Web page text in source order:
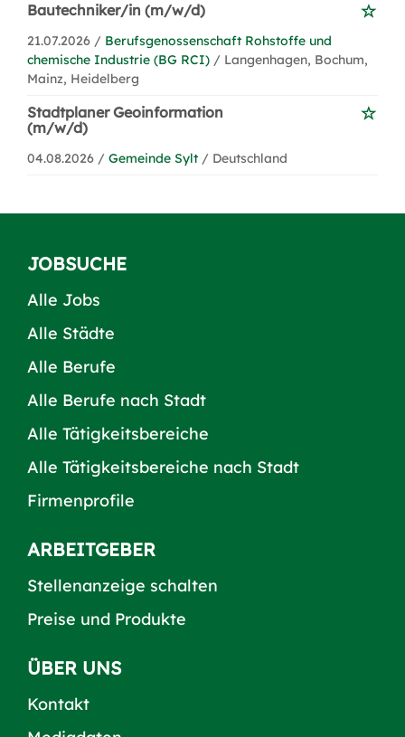
Bautechniker/in (m/w/d)
21.07.2026 / Berufsgenossenschaft Rohstoffe und
chemische Industrie (BG RCI) / Langenhagen, Bochum,
Mainz, Heidelberg
Stadtplaner Geoinformation
(m/w/d)
04.08.2026 / Gemeinde Sylt / Deutschland
JOBSUCHE
Alle Jobs
Alle Städte
Alle Berufe
Alle Berufe nach Stadt
Alle Tätigkeitsbereiche
Alle Tätigkeitsbereiche nach Stadt
Firmenprofile
ARBEITGEBER
Stellenanzeige schalten
Preise und Produkte
ÜBER UNS
Kontakt